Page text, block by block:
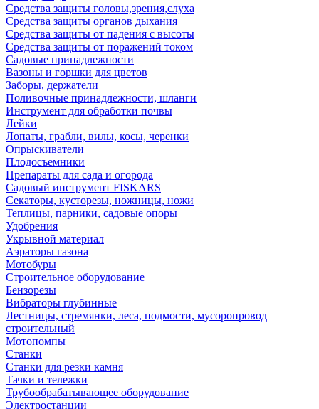
Средства защиты головы,зрения,слуха
Средства защиты органов дыхания
Средства защиты от падения с высоты
Средства защиты от поражений током
Садовые принадлежности
Вазоны и горшки для цветов
Заборы, держатели
Поливочные принадлежности, шланги
Инструмент для обработки почвы
Лейки
Лопаты, грабли, вилы, косы, черенки
Опрыскиватели
Плодосъемники
Препараты для сада и огорода
Садовый инструмент FISKARS
Секаторы, кусторезы, ножницы, ножи
Теплицы, парники, садовые опоры
Удобрения
Укрывной материал
Аэраторы газона
Мотобуры
Строительное оборудование
Бензорезы
Вибраторы глубинные
Лестницы, стремянки, леса, подмости, мусоропровод
строительный
Мотопомпы
Станки
Станки для резки камня
Тачки и тележки
Трубообрабатывающее оборудование
Электростанции